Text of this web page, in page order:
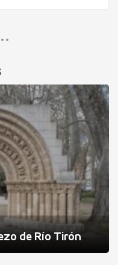
de Río Tirón